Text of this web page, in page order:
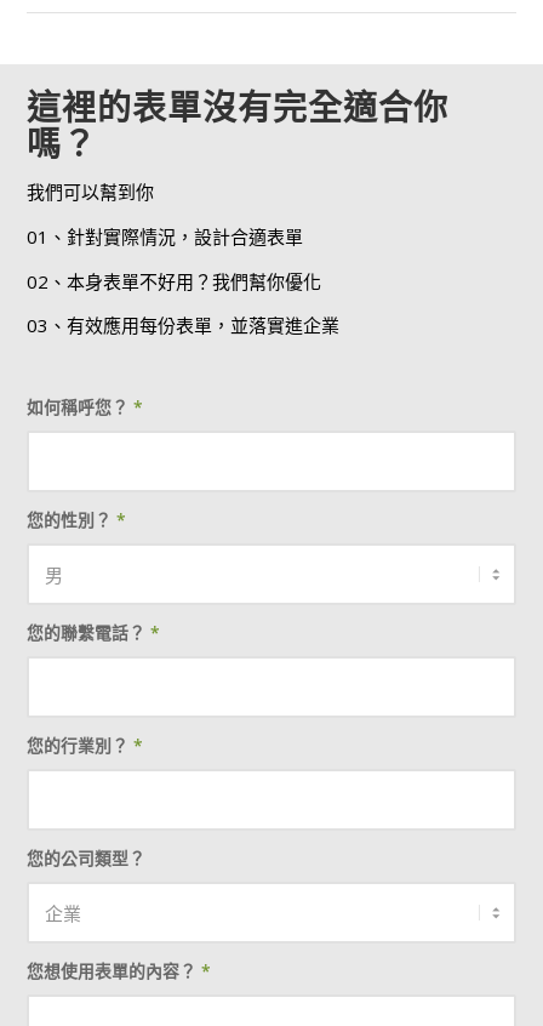
這裡的表單沒有完全適合你
嗎？
我們可以幫到你
01、針對實際情況，設計合適表單
02、本身表單不好用？我們幫你優化
03、有效應用每份表單，並落實進企業
如何稱呼您？*
您的性別？*
您的聯繫電話？*
您的行業別？*
您的公司類型？
您想使用表單的內容？*